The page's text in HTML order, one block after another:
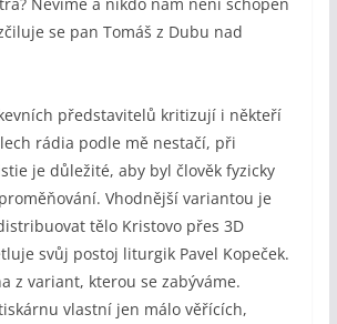
se pan Tomáš z Dubu nad
představitelů kritizují i někteří
rádia podle mě nestačí, při
je důležité, aby byl člověk fyzicky
Vhodnější variantou je
tělo Kristovo přes 3D
svůj postoj liturgik Pavel Kopeček.
z variant, kterou se zabýváme.
vlastní jen málo věřících,